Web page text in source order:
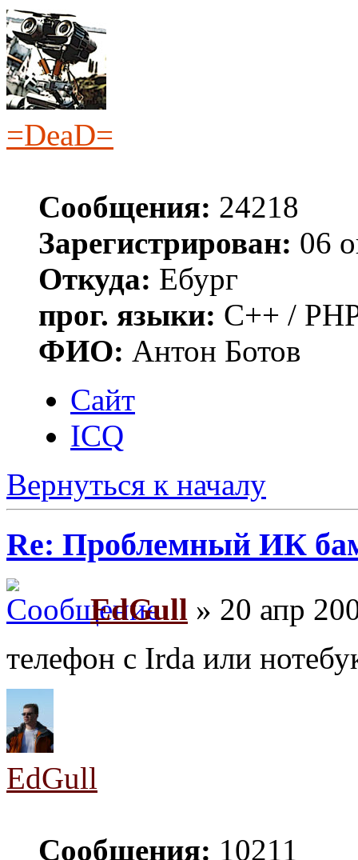
=DeaD=
Сообщения: 24218
Зарегистрирован: 06
Откуда: Ебург
прог. языки: C++ /
ФИО: Антон Ботов
Сайт
ICQ
Вернуться к началу
Re: Проблемный ИК
EdGull » 20 апр
телефон с Irda или
EdGull
Сообщения: 10211